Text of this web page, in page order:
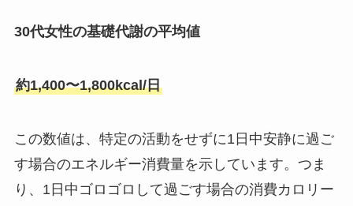
30代女性の基礎代謝の平均値
約1,400〜1,800kcal/日
この数値は、特定の活動をせずに1日中安静に過ご
す場合のエネルギー消費量を示しています。つま
り、1日中ゴロゴロして過ごす場合の消費カロリー